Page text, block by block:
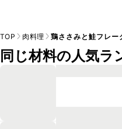
TOP 肉料理 鶏ささみと鮭フレー
同じ材料の人気ラ